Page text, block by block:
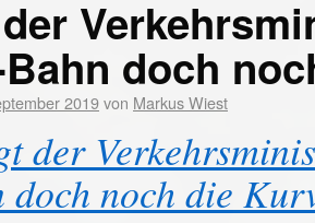
doch
2019von Markus Wiest
der
doch noch die